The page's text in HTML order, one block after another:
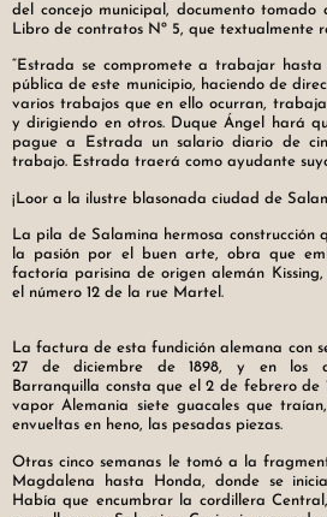
del concejo municipal, documento
Libro de contratos Nº 5, que textualmente
“Estrada se compromete a trabajar
pública de este municipio, haciendo de
varios trabajos que en ello ocurran,
y dirigiendo en otros. Duque Ángel hará
pague a Estrada un salario diario de
trabajo. Estrada traerá como ayudante suyo
¡Loor a la ilustre blasonada ciudad de
La pila de Salamina hermosa construcción
la pasión por el buen arte, obra que
factoría parisina de origen alemán
el número 12 de la rue Martel.
La factura de esta fundición alemana con
27 de diciembre de 1898, y en los
Barranquilla consta que el 2 de febrero de
vapor Alemania siete guacales que
envueltas en heno, las pesadas piezas.
Otras cinco semanas le tomó a la
Magdalena hasta Honda, donde se
Había que encumbrar la cordillera